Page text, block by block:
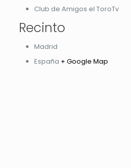
Club de Amigos el ToroTv
Recinto
Madrid
España + Google Map